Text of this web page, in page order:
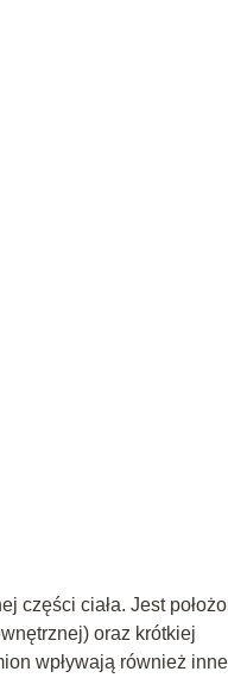
części ciała. Jest
oraz krótkiej
wpływają również inne